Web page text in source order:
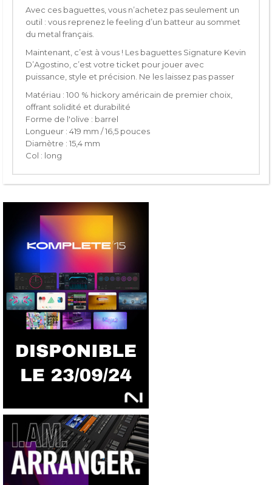
Avec ces baguettes, vous n’achetez pas seulement un
outil : vous reprenez le feeling d’un batteur au sommet
du metal français
Maintenant, c’est à vous ! Les baguettes Signature Kevin
D’Agostino , c’est votre ticket pour jouer avec
puissance, style et précision. Ne les laissez pas passer
Matériau : 100 % hickory américain de premier choix,
offrant solidité et durabilité
Forme de l'olive : barrel
Longueur : 419 mm / 16,5 pouces
Diamètre : 15,4 mm
Col : long